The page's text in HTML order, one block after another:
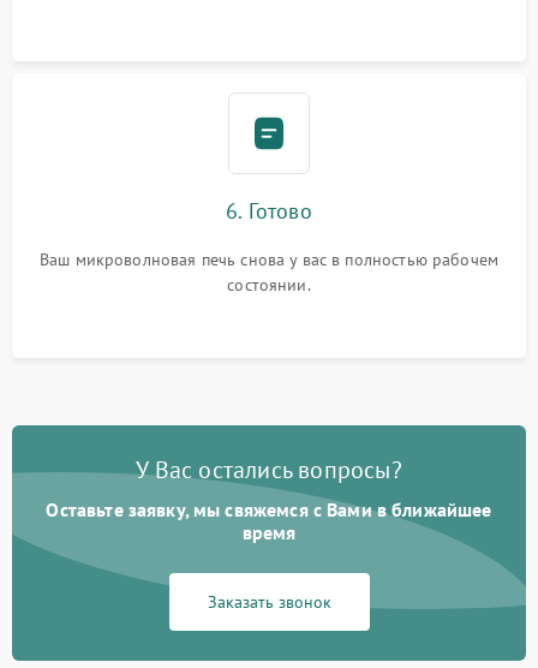
6. Готово
Ваш микроволновая печь снова у вас в полностью рабочем
состоянии.
У Вас остались вопросы?
Оставьте заявку, мы свяжемся с Вами в ближайшее
время
Заказать звонок